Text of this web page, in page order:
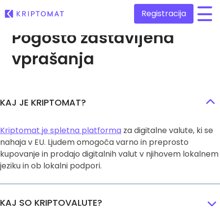
Vse cene
Več kot 300 kriptovalut
Kaj če bi kupil 100 EUR…
...danes bi bil vreden
Kupi & Prodaj kripto
Kupite več kot 300 kriptovalut
Menjaj Kripto
Več kot 1.000 menjalnih parov
Inteligentni portfelji
Pameten način vlaganja v kriptovalute
Kriptomat denarnica
Registracija
Pogosto zastavljena
vprašanja
KAJ JE KRIPTOMAT?
Kriptomat je spletna platforma za digitalne valute, ki se
nahaja v EU. Ljudem omogoča varno in preprosto
kupovanje in prodajo digitalnih valut v njihovem lokalnem
jeziku in ob lokalni podpori.
KAJ SO KRIPTOVALUTE?